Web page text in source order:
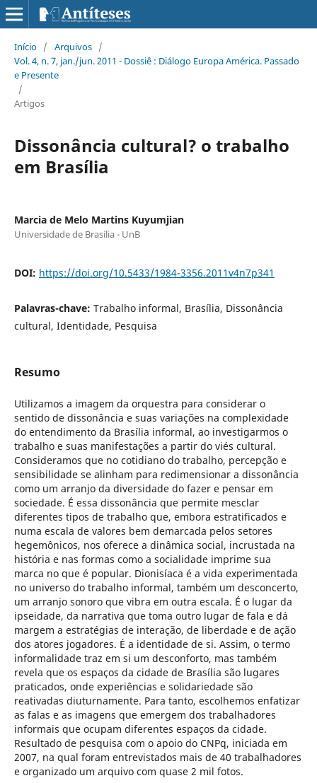
Início / Arquivos /
Vol. 4, n. 7, jan./jun. 2011 - Dossiê : Diálogo Europa América. Passado
e Presente
/
Artigos
Dissonância cultural? o trabalho
em Brasília
Marcia de Melo Martins Kuyumjian
Universidade de Brasília - UnB
DOI: https://doi.org/10.5433/1984-3356.2011v4n7p341
Palavras-chave: Trabalho informal, Brasília, Dissonância
cultural, Identidade, Pesquisa
Resumo
Utilizamos a imagem da orquestra para considerar o
sentido de dissonância e suas variações na complexidade
do entendimento da Brasília informal, ao investigarmos o
trabalho e suas manifestações a partir do viés cultural.
Consideramos que no cotidiano do trabalho, percepção e
sensibilidade se alinham para redimensionar a dissonância
como um arranjo da diversidade do fazer e pensar em
sociedade. É essa dissonância que permite mesclar
diferentes tipos de trabalho que, embora estratificados e
numa escala de valores bem demarcada pelos setores
hegemônicos, nos oferece a dinâmica social, incrustada na
história e nas formas como a socialidade imprime sua
marca no que é popular. Dionisíaca é a vida experimentada
no universo do trabalho informal, também um desconcerto,
um arranjo sonoro que vibra em outra escala. É o lugar da
ipseidade, da narrativa que toma outro lugar de fala e dá
margem a estratégias de interação, de liberdade e de ação
dos atores jogadores. É a identidade de si. Assim, o termo
informalidade traz em si um desconforto, mas também
revela que os espaços da cidade de Brasília são lugares
praticados, onde experiências e solidariedade são
reativadas diuturnamente. Para tanto, escolhemos enfatizar
as falas e as imagens que emergem dos trabalhadores
informais que ocupam diferentes espaços da cidade.
Resultado de pesquisa com o apoio do CNPq, iniciada em
2007, na qual foram entrevistados mais de 40 trabalhadores
e organizado um arquivo com quase 2 mil fotos.